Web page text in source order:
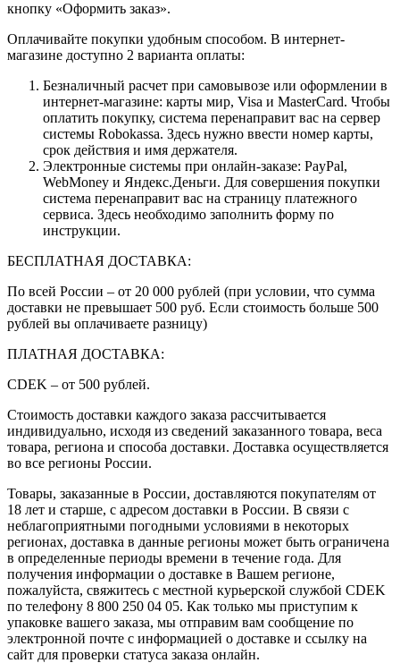
кнопку «Оформить заказ».
Оплачивайте покупки удобным способом. В интернет-
магазине доступно 2 варианта оплаты:
Безналичный расчет при самовывозе или оформлении в
интернет-магазине: карты мир, Visa и MasterCard. Чтобы
оплатить покупку, система перенаправит вас на сервер
системы Robokassa. Здесь нужно ввести номер карты,
срок действия и имя держателя.
Электронные системы при онлайн-заказе: PayPal,
WebMoney и Яндекс.Деньги. Для совершения покупки
система перенаправит вас на страницу платежного
сервиса. Здесь необходимо заполнить форму по
инструкции.
БЕСПЛАТНАЯ ДОСТАВКА:
По всей России – от 20 000 рублей (при условии, что сумма
доставки не превышает 500 руб. Если стоимость больше 500
рублей вы оплачиваете разницу)
ПЛАТНАЯ ДОСТАВКА:
CDEK – от 500 рублей.
Стоимость доставки каждого заказа рассчитывается
индивидуально, исходя из сведений заказанного товара, веса
товара, региона и способа доставки. Доставка осуществляется
во все регионы России.
Товары, заказанные в России, доставляются покупателям от
18 лет и старше, с адресом доставки в России. В связи с
неблагоприятными погодными условиями в некоторых
регионах, доставка в данные регионы может быть ограничена
в определенные периоды времени в течение года. Для
получения информации о доставке в Вашем регионе,
пожалуйста, свяжитесь с местной курьерской службой CDEK
по телефону 8 800 250 04 05. Как только мы приступим к
упаковке вашего заказа, мы отправим вам сообщение по
электронной почте с информацией о доставке и ссылку на
сайт для проверки статуса заказа онлайн.